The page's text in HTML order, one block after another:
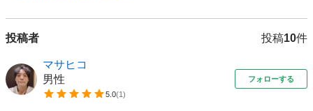
投稿者 投稿10件
マサヒコ
男性
5.0(1)
フォローする